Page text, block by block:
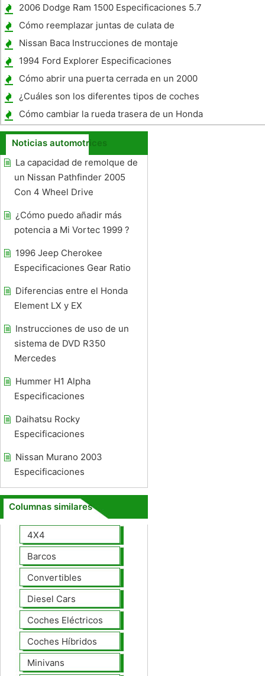
en un 2006 Chevrolet Trailblazer
2006 Dodge Ram 1500 Especificaciones 5.7
litros
Cómo reemplazar juntas de culata de
Mitsubishi
Nissan Baca Instrucciones de montaje
Carga
1994 Ford Explorer Especificaciones
Cómo abrir una puerta cerrada en un 2000
Ford F- 250
¿Cuáles son los diferentes tipos de coches
eléctricos?
Cómo cambiar la rueda trasera de un Honda
Accord
Noticias automotrices
La capacidad de remolque de
un Nissan Pathfinder 2005
Con 4 Wheel Drive
¿Cómo puedo añadir más
potencia a Mi Vortec 1999 ?
1996 Jeep Cherokee
Especificaciones Gear Ratio
Diferencias entre el Honda
Element LX y EX
Instrucciones de uso de un
sistema de DVD R350
Mercedes
Hummer H1 Alpha
Especificaciones
Daihatsu Rocky
Especificaciones
Nissan Murano 2003
Especificaciones
Columnas similares
4X4
Barcos
Convertibles
Diesel Cars
Coches Eléctricos
Coches Híbridos
Minivans